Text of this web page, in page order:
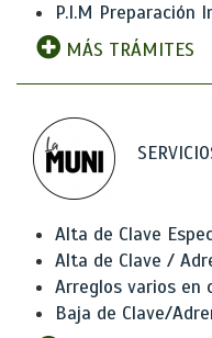
P.I.M Preparación
MÁS TRÁMITES
Alta de Clave
Alta de Clave /
Arreglos varios en
Baja de Clave/